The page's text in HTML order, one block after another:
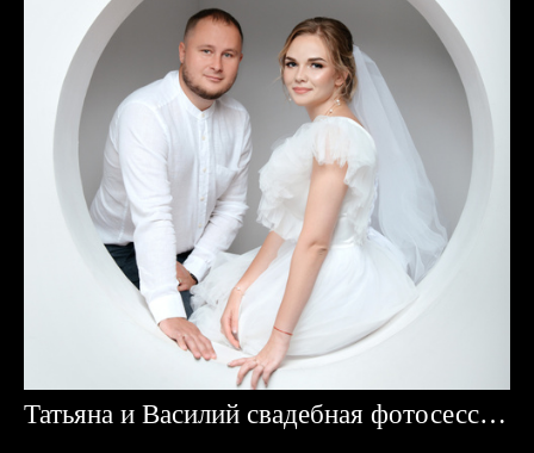
Татьяна и Василий свадебная фотосессия на студии в Караганде